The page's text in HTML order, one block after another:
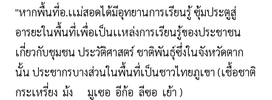
"หากพื้นที่อ.เเม่สอดได้มีอุทยานการเรียนรู้ ซุ้มประตูสู่
อารยะในพื้นที่เพื่อเป็นเเหล่งการเรียนรู้ของประชาชน
เกี่ยวกับชุมชน ประวัติศาสตร์ ชาติพันธุ์ซึ่งในจังหวัดตาก
นั้น ประชากรบางส่วนในพื้นที่เป็นชาวไทยภูเขา (เชื้อชาติ
กระเหรี่ยง ม้ง มูเซอ อีก้อ ลีซอ เย้า )